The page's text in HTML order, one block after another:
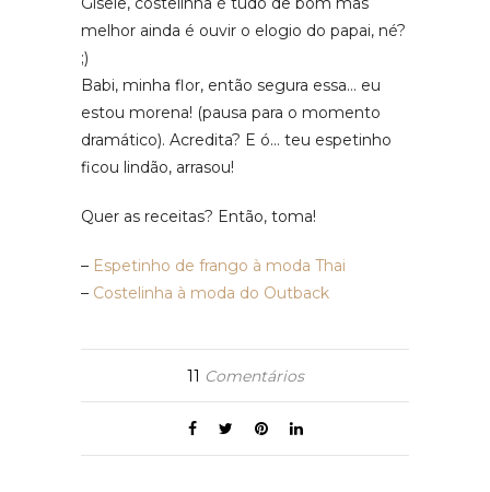
melhor ainda é ouvir o elogio do papai, né?
;)
Babi, minha flor, então segura essa… eu
estou morena! (pausa para o momento
dramático). Acredita? E ó… teu espetinho
ficou lindão, arrasou!
Quer as receitas? Então, toma!
– Espetinho de frango à moda Thai
– Costelinha à moda do Outback
11 Comentários